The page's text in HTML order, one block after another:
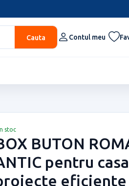
Cauta Contul meu
stoc
BUTON
pentru
eficiente